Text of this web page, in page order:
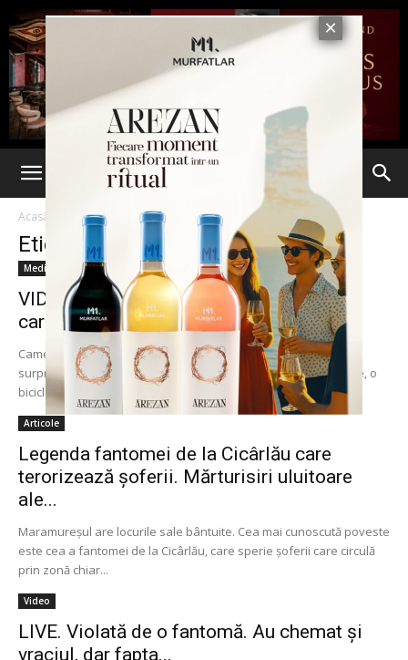
Acasă Etichete Fantoma
Etichetă: Fantoma
Media
VIDEO. De groază! Crezi în fantome? Cei
care au văzut filmulețul...
Camerele de supraveghere de pe străzile din Thailanda au
surprins un moment extrem de ciudat în care, în faţa unei case, o
bicicletă începe...
Articole
Legenda fantomei de la Cicârlău care
terorizează şoferii. Mărturisiri uluitoare
ale...
Maramureşul are locurile sale bântuite. Cea mai cunoscută poveste
este cea a fantomei de la Cicârlău, care sperie şoferii care circulă
prin zonă chiar...
Video
LIVE. Violată de o fantomă. Au chemat și
vraciul, dar fapta...